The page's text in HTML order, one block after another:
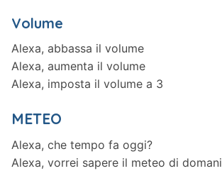
Volume
Alexa, abbassa il volume
Alexa, aumenta il volume
Alexa, imposta il volume a 3
METEO
Alexa, che tempo fa oggi?
Alexa, vorrei sapere il meteo di domani